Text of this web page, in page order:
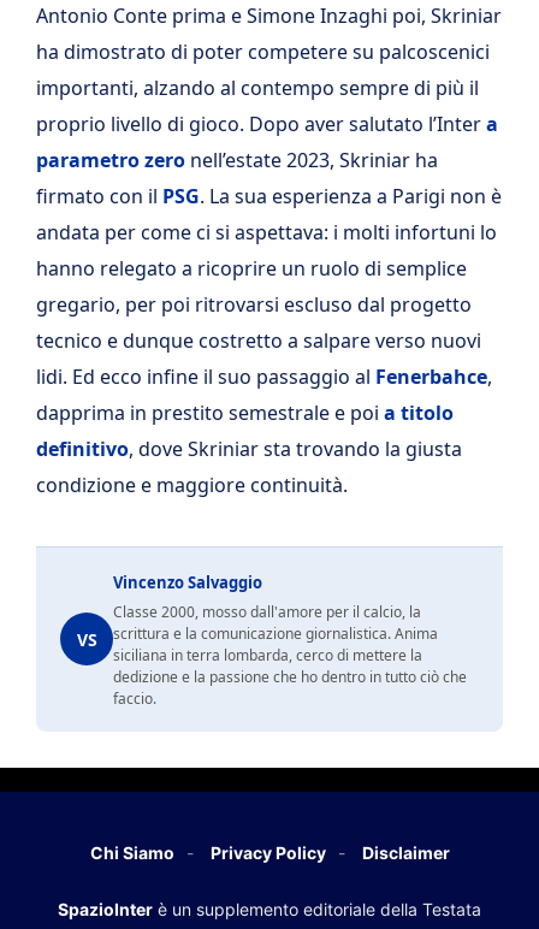
Antonio Conte prima e Simone Inzaghi poi, Skriniar
ha dimostrato di poter competere su palcoscenici
importanti, alzando al contempo sempre di più il
proprio livello di gioco. Dopo aver salutato l’Intera
parametro zero nell’estate 2023, Skriniar ha
firmato con il PSG. La sua esperienza a Parigi non è
andata per come ci si aspettava: i molti infortuni lo
hanno relegato a ricoprire un ruolo di semplice
gregario, per poi ritrovarsi escluso dal progetto
tecnico e dunque costretto a salpare verso nuovi
lidi. Ed ecco infine il suo passaggio al Fenerbahce,
dapprima in prestito semestrale e poi a titolo
definitivo, dove Skriniar sta trovando la giusta
condizione e maggiore continuità.
VS
Vincenzo Salvaggio
Classe 2000, mosso dall'amore per il calcio, la
scrittura e la comunicazione giornalistica. Anima
siciliana in terra lombarda, cerco di mettere la
dedizione e la passione che ho dentro in tutto ciò che
faccio.
Chi Siamo Privacy Policy Disclaimer
SpazioInter è un supplemento editoriale della Testata